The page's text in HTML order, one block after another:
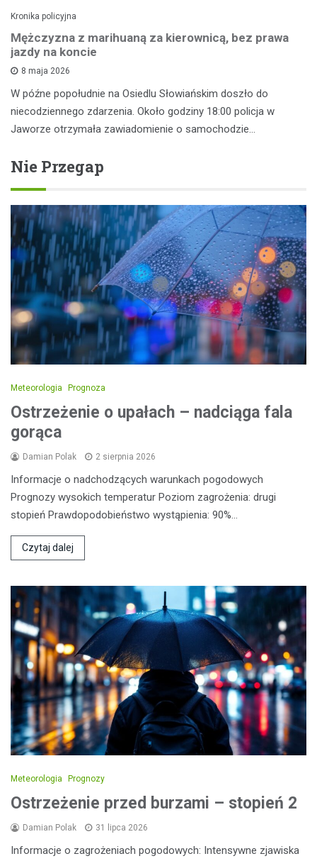
Kronika policyjna
Mężczyzna z marihuaną za kierownicą, bez prawa
jazdy na koncie
8 maja 2026
W późne popołudnie na Osiedlu Słowiańskim doszło do
niecodziennego zdarzenia. Około godziny 18:00 policja w
Jaworze otrzymała zawiadomienie o samochodzie…
Nie Przegap
Meteorologia Prognoza
Ostrzeżenie o upałach – nadciąga fala
gorąca
Damian Polak 2 sierpnia 2026
Informacje o nadchodzących warunkach pogodowych
Prognozy wysokich temperatur Poziom zagrożenia: drugi
stopień Prawdopodobieństwo wystąpienia: 90%…
Czytaj dalej
Meteorologia Prognozy
Ostrzeżenie przed burzami – stopień 2
Damian Polak 31 lipca 2026
Informacje o zagrożeniach pogodowych: Intensywne zjawiska